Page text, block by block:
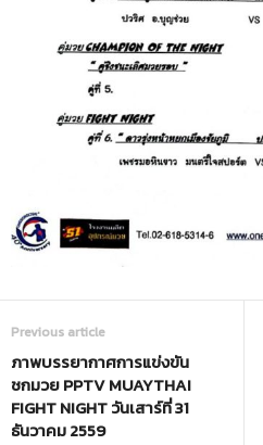
Previous article
ภาพบรรยากาศการแข่งขัน
ชกมวย PPTV MUAYTHAI
FIGHT NIGHT วันเสาร์ที่ 31
ธันวาคม 2559